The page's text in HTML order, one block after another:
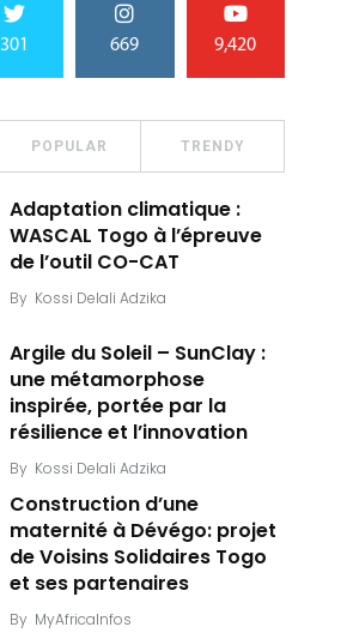
301 669 9,420
POPULAR TRENDY
Adaptation climatique :
WASCAL Togo à l’épreuve
de l’outil CO-CAT
By Kossi Delali Adzika
Argile du Soleil – SunClay :
une métamorphose
inspirée, portée par la
résilience et l’innovation
By Kossi Delali Adzika
Construction d’une
maternité à Dévégo: projet
de Voisins Solidaires Togo
et ses partenaires
By MyAfricaInfos